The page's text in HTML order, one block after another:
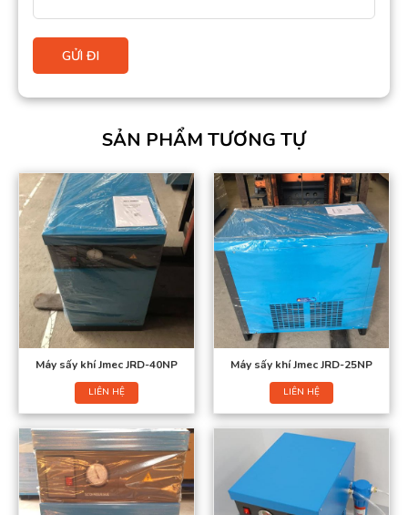
SẢN PHẨM TƯƠNG TỰ
Máy sấy khí Jmec JRD-40NP
LIÊN HỆ
Máy sấy khí Jmec JRD-25NP
LIÊN HỆ